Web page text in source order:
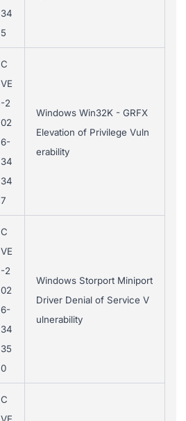
34
5
C
VE
-2
02
6-
34
34
7
Windows Win32K - GRFX
Elevation of Privilege Vuln
erability
C
VE
-2
02
6-
34
35
0
Windows Storport Miniport
Driver Denial of Service V
ulnerability
C